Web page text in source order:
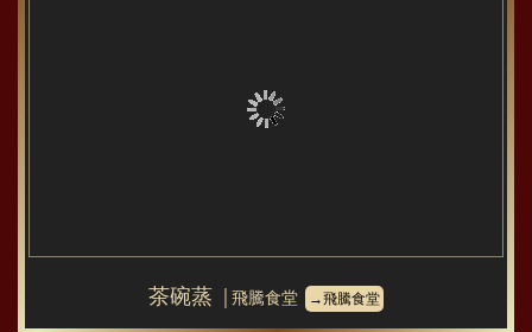
茶碗蒸 │飛騰食堂 →飛騰食堂